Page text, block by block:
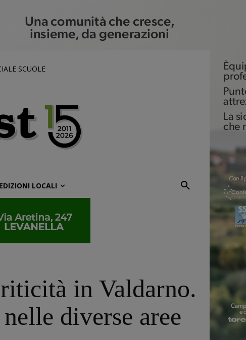
SCUOLE
EDIZIONI LOCALI
in Valdarno.
diverse aree